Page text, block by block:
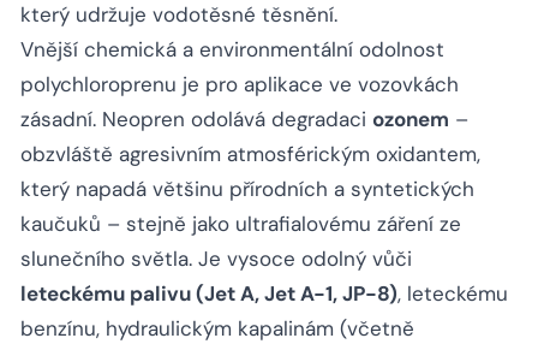
který udržuje vodotěsné těsnění.
Vnější chemická a environmentální odolnost
polychloroprenu je pro aplikace ve vozovkách
zásadní. Neopren odolává degradaci ozonem –
obzvláště agresivním atmosférickým oxidantem,
který napadá většinu přírodních a syntetických
kaučuků – stejně jako ultrafialovému záření ze
slunečního světla. Je vysoce odolný vůči
leteckému palivu (Jet A, Jet A-1, JP-8), leteckému
benzínu, hydraulickým kapalinám (včetně